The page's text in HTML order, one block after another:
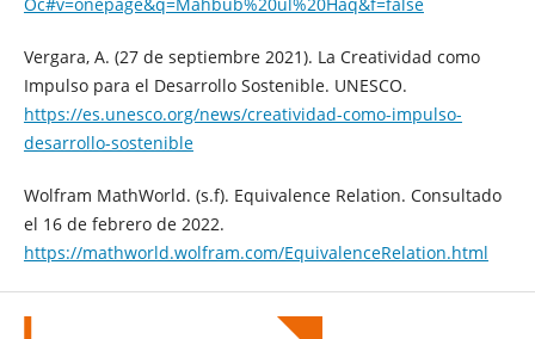
Oc#v=onepage&q=Mahbub%20ul%20Haq&f=false
Vergara, A. (27 de septiembre 2021). La Creatividad como
Impulso para el Desarrollo Sostenible. UNESCO.
https://es.unesco.org/news/creatividad-como-impulso-
desarrollo-sostenible
Wolfram MathWorld. (s.f). Equivalence Relation. Consultado
el 16 de febrero de 2022.
https://mathworld.wolfram.com/EquivalenceRelation.html